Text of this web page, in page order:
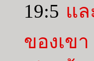
19:5 แล
ของเข